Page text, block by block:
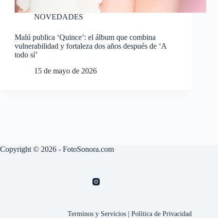
NOVEDADES
Malú publica ‘Quince’: el álbum que combina
vulnerabilidad y fortaleza dos años después de ‘A
todo sí’
15 de mayo de 2026
Copyright © 2026 - FotoSonora.com
Terminos y Servicios |Política de Privacidad